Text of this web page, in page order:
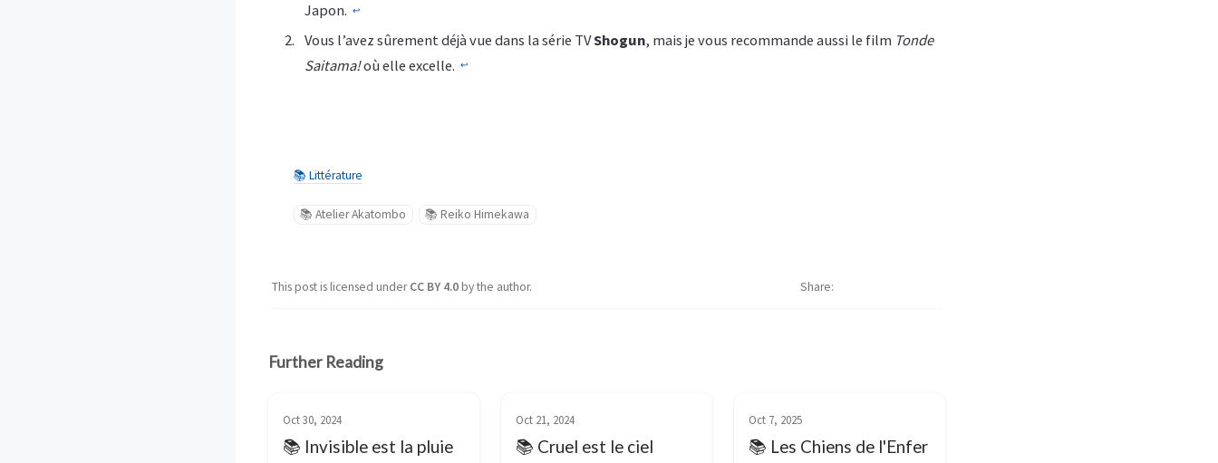
Japon. ↩︎
Vous l’avez sûrement déjà vue dans la série TVShogun, mais je vous recommande aussi le film Tonde
Saitama!où elle excelle. ↩︎
📚 Littérature
📚 Atelier Akatombo 📚 Reiko Himekawa
This post is licensed underCC BY 4.0by the author. Share
Further Reading
Oct 30, 2024
📚 Invisible est la pluie
Oct 21, 2024
📚 Cruel est le ciel
Oct 7, 2025
📚 Les Chiens de l'Enfer